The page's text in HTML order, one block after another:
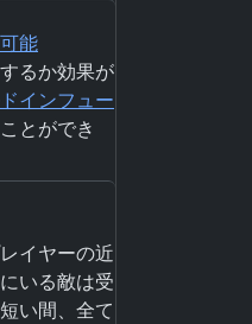
能
るか効果が
インフュー
とができ
イヤーの近
いる敵は受
い間、全て